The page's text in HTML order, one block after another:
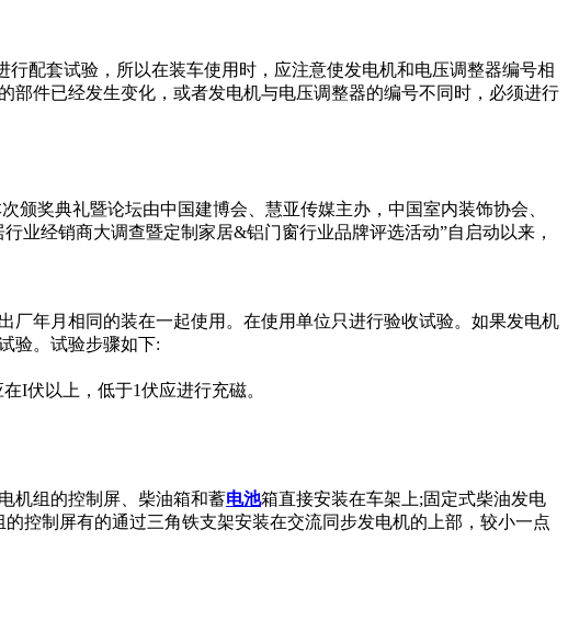
配套试验，所以在装车使用时，应注意使发电机和电压调整器编号相
件已经发生变化，或者发电机与电压调整器的编号不同时，必须进行
颁奖典礼暨论坛由中国建博会、慧亚传媒主办，中国室内装饰协会、
业经销商大调查暨定制家居&铝门窗行业品牌评选活动”自启动以来，
年月相同的装在一起使用。在使用单位只进行验收试验。如果发电机
验。试验步骤如下:
I伏以上，低于1伏应进行充磁。
机组的控制屏、柴油箱和蓄电池箱直接安装在车架上;固定式柴油发电
控制屏有的通过三角铁支架安装在交流同步发电机的上部，较小一点